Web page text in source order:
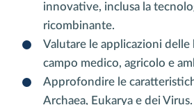
innovative, inclusa la
ricombinante.
Valutare le applicazioni
campo medico, agricolo e
Approfondire le
Archaea, Eukarya e dei Virus.